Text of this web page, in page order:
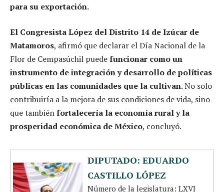
para su exportación.
El Congresista López del Distrito 14 de Izúcar de
Matamoros, afirmó que declarar el Día Nacional de la
Flor de Cempasúchil puedefuncionar como un
instrumento de integración y desarrollo de políticas
públicas en las comunidades que la cultivan.No solo
contribuiría a la mejora de sus condiciones de vida, sino
que tambiénfortalecería la economía rural y la
prosperidad económica de México, concluyó.
DIPUTADO: EDUARDO
CASTILLO LÓPEZ
Número de la legislatura: LXVI